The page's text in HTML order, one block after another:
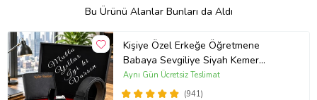
Bu Ürünü Alanlar Bunları da Aldı
Kişiye Özel Erkeğe Öğretmene
Babaya Sevgiliye Siyah Kemer
Cüzdan Çakmak Seti Hediye Seti
(941)
Aynı Gün Ücretsiz Teslimat